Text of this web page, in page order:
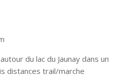
du lac du Jaunay dans un
distances trail/marche